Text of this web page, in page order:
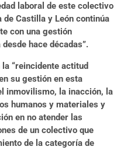
laboral de este colectivo
de Castilla y León continúa
con una gestión
hace décadas”.
“reincidente actitud
su gestión en esta
inmovilismo, la inacción, la
humanos y materiales y
en no atender las
de un colectivo que
de la categoría de